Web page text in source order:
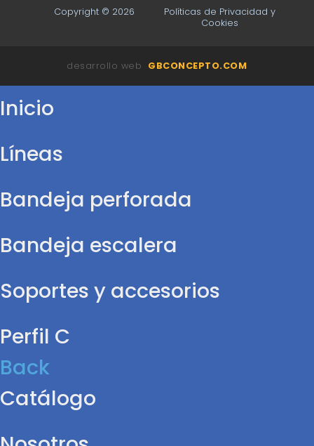
Copyright © 2026
Políticas de Privacidad y
Cookies
desarrollo web GBCONCEPTO.COM
Inicio
Líneas
Bandeja perforada
Bandeja escalera
Soportes y accesorios
Perfil C
Back
Catálogo